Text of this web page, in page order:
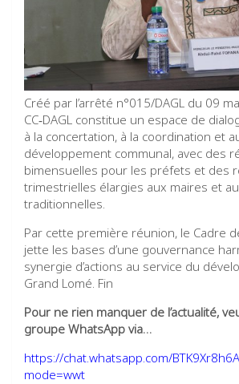
Créé par l’arrêté n°015/DAGL du 09
CC‑DAGL constitue un espace de
à la concertation, à la coordination et
développement communal, avec des
bimensuelles pour les préfets et des
trimestrielles élargies aux maires et
traditionnelles.
Par cette première réunion, le Cadre
jette les bases d’une gouvernance
synergie d’actions au service du
Grand Lomé. Fin
Pour ne rien manquer de l’actualité,
groupe WhatsApp via…
https://chat.whatsapp.com/
mode=wwt